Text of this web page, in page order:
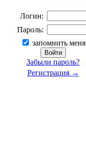
Логин:
Пароль:
запомнить меня
Забыли пароль?
Регистрация →